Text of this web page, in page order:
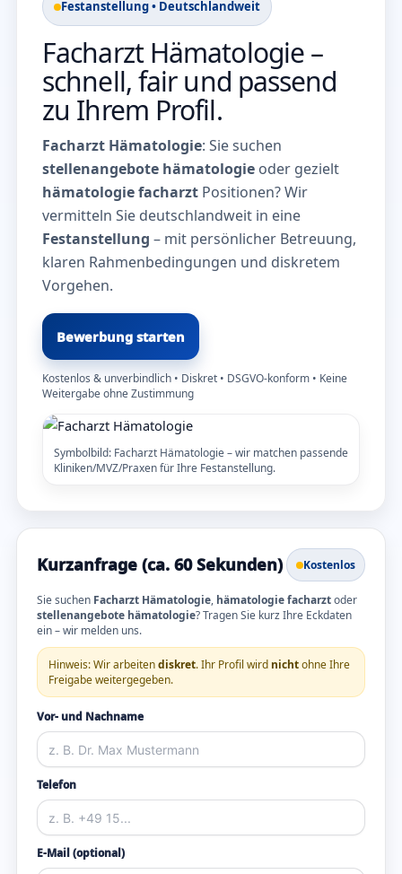
Festanstellung • Deutschlandweit
Facharzt Hämatologie –
schnell, fair und passend
zu Ihrem Profil.
Facharzt Hämatologie: Sie suchen
stellenangebote hämatologie oder gezielt
hämatologie facharzt Positionen? Wir
vermitteln Sie deutschlandweit in eine
Festanstellung – mit persönlicher Betreuung,
klaren Rahmenbedingungen und diskretem
Vorgehen.
Bewerbung starten
Kostenlos & unverbindlich • Diskret • DSGVO-konform • Keine
Weitergabe ohne Zustimmung
Symbolbild: Facharzt Hämatologie – wir matchen passende
Kliniken/MVZ/Praxen für Ihre Festanstellung.
Kurzanfrage (ca. 60 Sekunden) Kostenlos
Sie suchen Facharzt Hämatologie, hämatologie facharztoder
stellenangebote hämatologie? Tragen Sie kurz Ihre Eckdaten
ein – wir melden uns.
Hinweis: Wir arbeitendiskret. Ihr Profil wird nichtohne Ihre
Freigabe weitergegeben.
Vor- und Nachname
Telefon
E-Mail (optional)